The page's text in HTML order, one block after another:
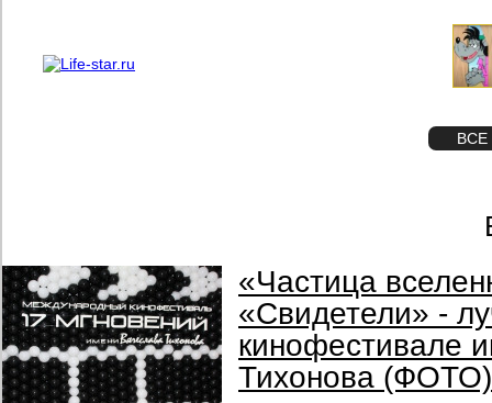
ВСЕ
«Частица
«Свидетели» -
кинофестивале
Тихонова (ФОТО)